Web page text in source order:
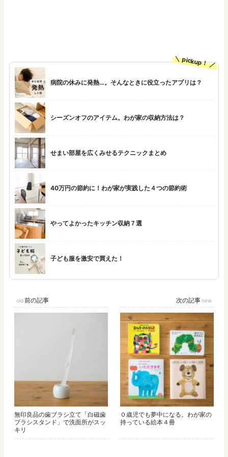
pickup！
病院の休みに発熱…。そんなときに役立ったアプリは？
シーズンオフのアイテム。わが家の収納方法は？
せまい部屋を広くみせるテクニックまとめ
40万円の節約に！わが家が実践した４つの節約術
やってよかったキッチン収納７選
子ども服を激安で買えた！
前の記事
無印良品の歯ブラシ立て「白磁歯
ブラシスタンド」で洗面所がスッ
キリ
次の記事
０歳児でも夢中になる。わが家の
持っている絵本４冊